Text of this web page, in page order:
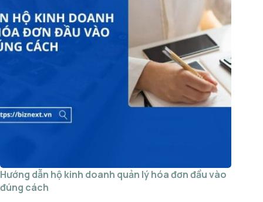
Hướng dẫn hộ kinh doanh quản lý hóa đơn đầu vào
đúng cách